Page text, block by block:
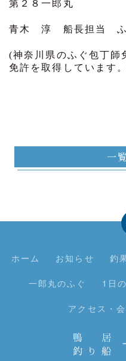
第２８一郎丸
青木 淳 船長担当 ふ
(神奈川県のふぐ包丁師
免許を取得しています
一
ホーム お知らせ 釣
一郎丸のふぐ 1日
アクセス・